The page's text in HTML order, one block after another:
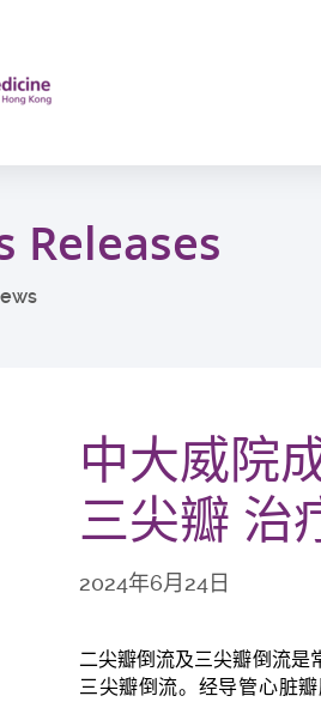
Releases
中大威院
三尖瓣 治
2024年6月24日
二尖瓣倒流及三尖瓣倒流是
三尖瓣倒流。 经导管心脏